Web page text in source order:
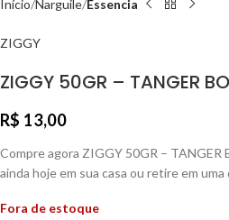
Início Narguile Essencia
ZIGGY
ZIGGY 50GR – TANGER
R$ 13,00
Compre agora ZIGGY 50GR –
ainda hoje em sua casa ou retire em
Fora de estoque